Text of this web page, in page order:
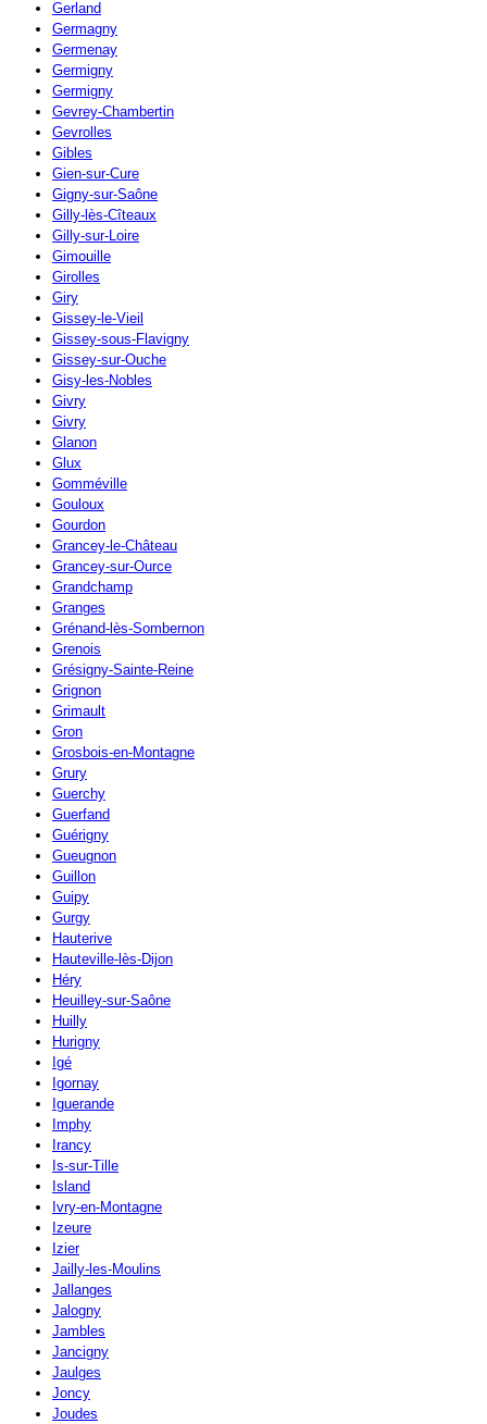
Gerland
Germagny
Germenay
Germigny
Germigny
Gevrey-Chambertin
Gevrolles
Gibles
Gien-sur-Cure
Gigny-sur-Saône
Gilly-lès-Cîteaux
Gilly-sur-Loire
Gimouille
Girolles
Giry
Gissey-le-Vieil
Gissey-sous-Flavigny
Gissey-sur-Ouche
Gisy-les-Nobles
Givry
Givry
Glanon
Glux
Gomméville
Gouloux
Gourdon
Grancey-le-Château
Grancey-sur-Ource
Grandchamp
Granges
Grénand-lès-Sombernon
Grenois
Grésigny-Sainte-Reine
Grignon
Grimault
Gron
Grosbois-en-Montagne
Grury
Guerchy
Guerfand
Guérigny
Gueugnon
Guillon
Guipy
Gurgy
Hauterive
Hauteville-lès-Dijon
Héry
Heuilley-sur-Saône
Huilly
Hurigny
Igé
Igornay
Iguerande
Imphy
Irancy
Is-sur-Tille
Island
Ivry-en-Montagne
Izeure
Izier
Jailly-les-Moulins
Jallanges
Jalogny
Jambles
Jancigny
Jaulges
Joncy
Joudes